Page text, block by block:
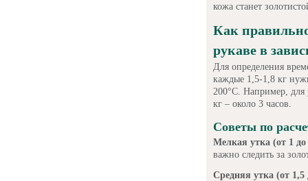
кожа станет
Как
рукаве в
Для определения
каждые 1,5-1,8 кг
200°C. Например, для
кг – около 3 часов.
Советы по
Мелкая утка (от 1
важно следить за
Средняя утка (от 1,5